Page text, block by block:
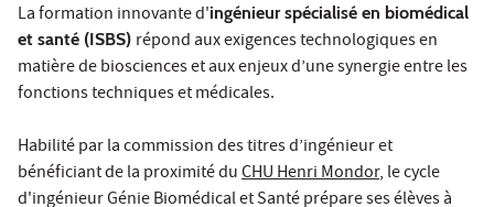
La formation innovante d'ingénieur spécialisé en biomédical
et santé (ISBS) répond aux exigences technologiques en
matière de biosciences et aux enjeux d’une synergie entre les
fonctions techniques et médicales.
Habilité par la commission des titres d’ingénieur et
bénéficiant de la proximité duCHU Henri Mondor, le cycle
d'ingénieur Génie Biomédical et Santé prépare ses élèves à